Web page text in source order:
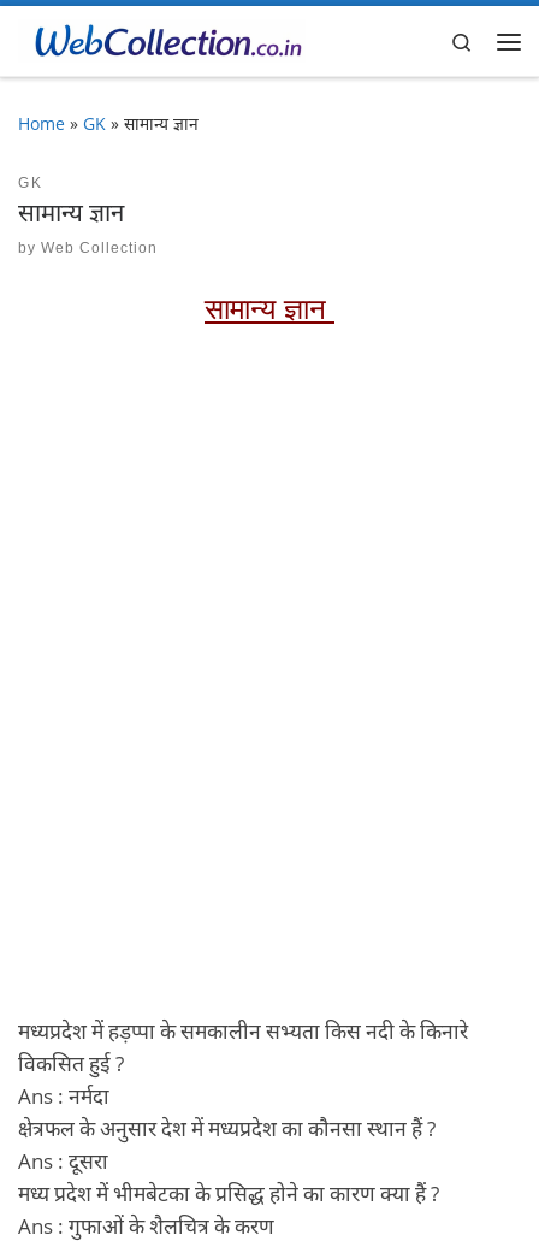
Skip to content
Search
Home » GK » सामान्य ज्ञान
GK
सामान्य ज्ञान
by Web Collection
सामान्य ज्ञान
मध्यप्रदेश में हड़प्पा के समकालीन सभ्यता किस नदी के किनारे
विकसित हुई ?
Ans : नर्मदा
क्षेत्रफल के अनुसार देश में मध्यप्रदेश का कौनसा स्थान हैं ?
Ans : दूसरा
मध्य प्रदेश में भीमबेटका के प्रसिद्ध होने का कारण क्या हैं ?
Ans : गुफाओं के शैलचित्र के करण